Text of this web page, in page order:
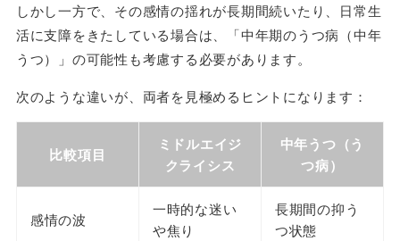
しかし一方で、その感情の揺れが長期間続いたり、日常生
活に支障をきたしている場合は、「中年期のうつ病（中年
うつ）」の可能性も考慮する必要があります。
次のような違いが、両者を見極めるヒントになります：
比較項目
ミドルエイジ
クライシス
中年うつ（う
つ病）
感情の波
一時的な迷い
や焦り
長期間の抑う
つ状態